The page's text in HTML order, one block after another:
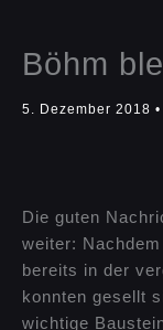
Böhm
5. Dezember 2018 •
Die guten
weiter:
bereits in der
konnten gesellt
wichtige